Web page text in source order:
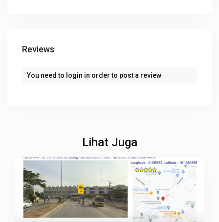
Reviews
You need to login in order to post a review
Lihat Juga